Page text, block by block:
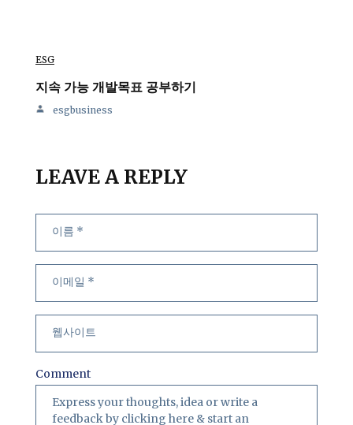
ESG
지속 가능 개발목표 공부하기
esgbusiness
LEAVE A REPLY
Comment